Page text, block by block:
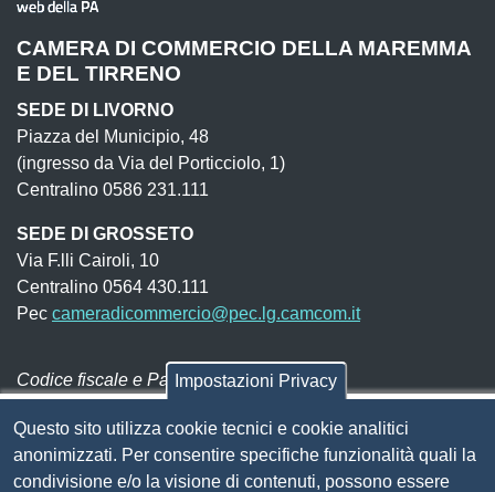
CAMERA DI COMMERCIO DELLA MAREMMA
E DEL TIRRENO
SEDE DI LIVORNO
Piazza del Municipio, 48
(ingresso da Via del Porticciolo, 1)
Centralino 0586 231.111
SEDE DI GROSSETO
Via F.lli Cairoli, 10
Centralino 0564 430.111
Pec cameradicommercio@pec.lg.camcom.it
Codice fiscale e Partita Iva:01838690491
Codice univoco fatturazione elettronica: UFN1JE
Pagare con PagoPA
Impostazioni Privacy
Questo sito utilizza cookie tecnici e cookie analitici
anonimizzati. Per consentire specifiche funzionalità quali la
condivisione e/o la visione di contenuti, possono essere